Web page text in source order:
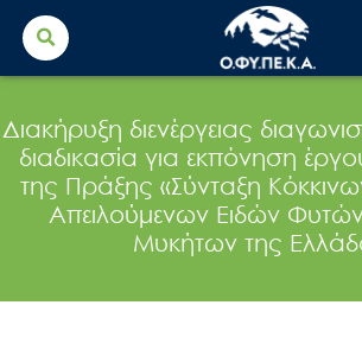
Search
for:
Διακήρυξη διενέργειας
διαδικασία για εκπόνηση
της Πράξης «Σύνταξη
Απειλούμενων Ειδών
Μυκήτων της